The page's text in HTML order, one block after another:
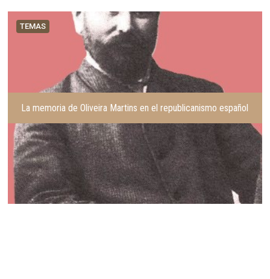
TEMAS
La memoria de Oliveira Martins en el republicanismo español